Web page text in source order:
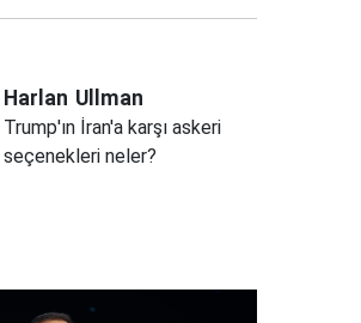
Harlan Ullman
Trump'ın İran'a karşı askeri
seçenekleri neler?